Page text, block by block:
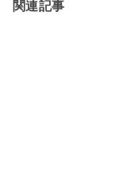
関連記事